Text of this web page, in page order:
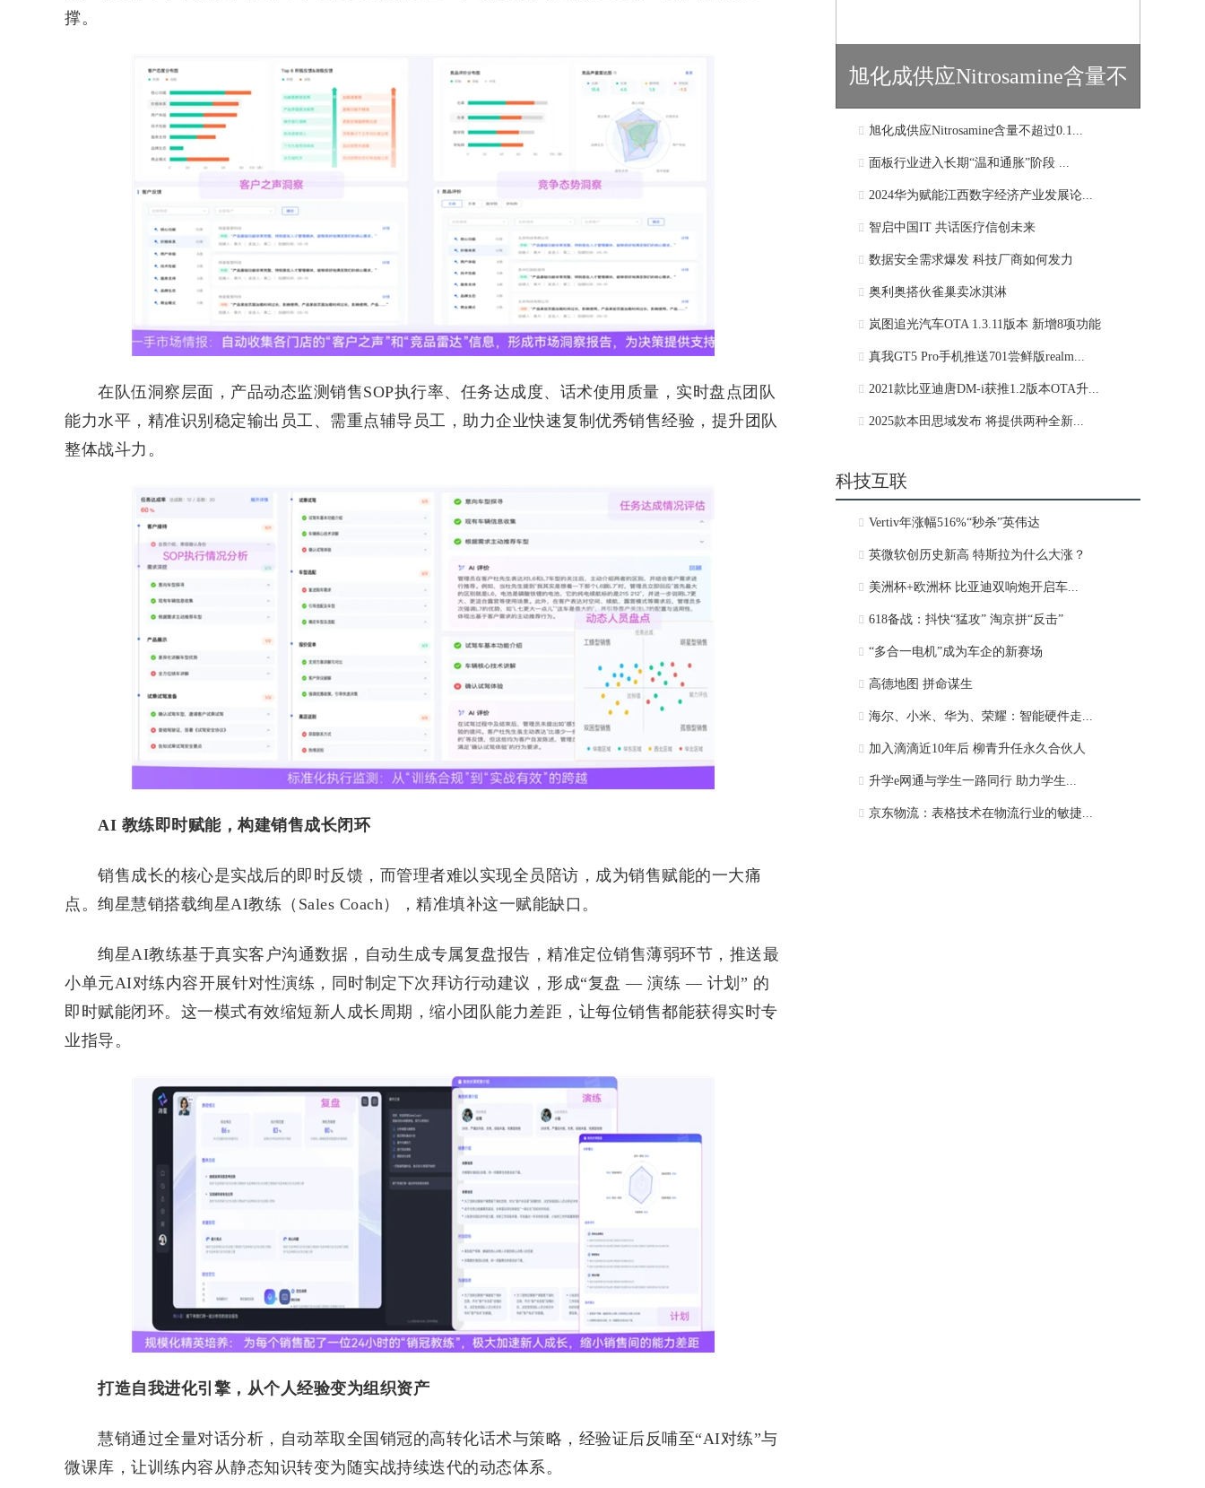
撑。
在队伍洞察层面，产品动态监测销售SOP执行率、任务达成度、话术使用质量，实时盘点团队
能力水平，精准识别稳定输出员工、需重点辅导员工，助力企业快速复制优秀销售经验，提升团队
整体战斗力。
AI 教练即时赋能，构建销售成长闭环
销售成长的核心是实战后的即时反馈，而管理者难以实现全员陪访，成为销售赋能的一大痛
点。绚星慧销搭载绚星AI教练（Sales Coach），精准填补这一赋能缺口。
绚星AI教练基于真实客户沟通数据，自动生成专属复盘报告，精准定位销售薄弱环节，推送最
小单元AI对练内容开展针对性演练，同时制定下次拜访行动建议，形成“复盘 — 演练 — 计划” 的
即时赋能闭环。这一模式有效缩短新人成长周期，缩小团队能力差距，让每位销售都能获得实时专
业指导。
打造自我进化引擎， 从个人经验变为组织资产
慧销通过全量对话分析，自动萃取全国销冠的高转化话术与策略，经验证后反哺至“AI对练”与
微课库，让训练内容从静态知识转变为随实战持续迭代的动态体系。
旭化成供应Nitrosamine含量不
超过0.1...
旭化成供应Nitrosamine含量不超过0.1...
面板行业进入长期“温和通胀”阶段 ...
2024华为赋能江西数字经济产业发展论...
智启中国IT 共话医疗信创未来
数据安全需求爆发 科技厂商如何发力
奥利奥搭伙雀巢卖冰淇淋
岚图追光汽车OTA 1.3.11版本 新增8项功能
真我GT5 Pro手机推送701尝鲜版realm...
2021款比亚迪唐DM-i获推1.2版本OTA升...
2025款本田思域发布 将提供两种全新...
科技互联
Vertiv年涨幅516%“秒杀”英伟达
英微软创历史新高 特斯拉为什么大涨？
美洲杯+欧洲杯 比亚迪双响炮开启车...
618备战：抖快“猛攻” 淘京拼“反击”
“多合一电机”成为车企的新赛场
高德地图 拼命谋生
海尔、小米、华为、荣耀：智能硬件走...
加入滴滴近10年后 柳青升任永久合伙人
升学e网通与学生一路同行 助力学生...
京东物流：表格技术在物流行业的敏捷...